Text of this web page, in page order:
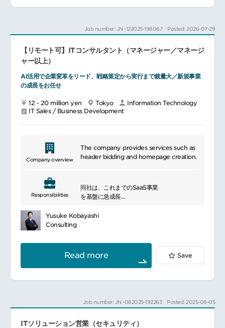
ています。
ITサービス（アプリケーション・ソフトウェ
顧客のニーズヒアリング
自らプレイングマネージャとして活動しつ
つ、配下の営業メンバのマネジメントを行い
Job number: JN -122025-198067 Posted: 2026-07-29
【リモート可】ITコンサルタント（マネージャー／マネージ
ャー以上）
AI活用で企業変革をリード、戦略策定から実行まで裁量大／新規事業
の成長をお任せ
12 - 20 million yen Tokyo
Information Technology
IT Sales / Business Development
Company overview
The company provides services such as
header bidding and homepage creation.
Responsibilities
同社は、これまでのSaaS事業
を基盤に急成長
従来のプロダクトで実現してきたお客様の経
コンサルティング事業
を立ち上げています。
日本を代表する多くのエンタープライズ企業
からご支持をいただいており、
アップを進めていくフェーズですので、
ルタント】
Yusuke Kobayashi
Consulting
Read more Save
Job number: JN -082025-192263 Posted: 2025-08-05
ITソリューション営業（セキュリティ）